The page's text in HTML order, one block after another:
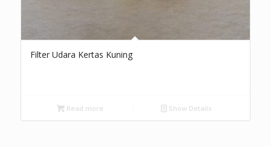
Filter Udara Kertas Kuning
Read more Show Details